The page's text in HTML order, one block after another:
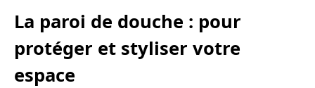
La paroi de douche : pour
protéger et styliser votre
espace